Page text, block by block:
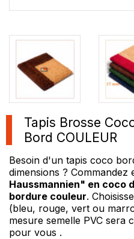
Tapis Brosse
Bord COULEUR
Besoin d'un tapis coco
dimensions ? Commandez
Haussmannien" en coco
bordure couleur.
(bleu, rouge, vert ou
mesure semelle PVC sera
pour vous .